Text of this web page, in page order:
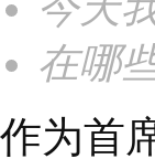
纳德
成不